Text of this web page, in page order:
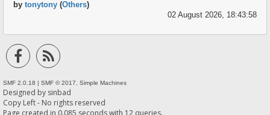
bytonytony (Others)
02 August 2026, 18:43:58
SMF 2.0.18 | SMF © 2017 Simple Machines
Designed by sinbad
Copy Left - No rights reserved
Page created in 0.085 seconds with 12 queries.